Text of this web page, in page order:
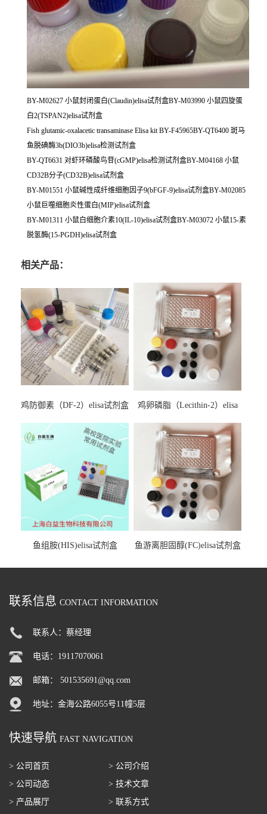
BY-M02627 小鼠封闭蛋白(Claudin)elisa试剂盒BY-M03990 小鼠四旋蛋
白2(TSPAN2)elisa试剂盒
Fish glutamic-oxalacetic transaminase Elisa kit BY-F45965BY-QT6400 斑马
鱼脱碘酶3b(DIO3b)elisa检测试剂盒
BY-QT6631 对虾环磷酸鸟苷(cGMP)elisa检测试剂盒BY-M04168 小鼠
CD32B分子(CD32B)elisa试剂盒
BY-M01551 小鼠碱性成纤维细胞因子9(bFGF-9)elisa试剂盒BY-M02085
小鼠巨噬细胞炎性蛋白(MIP)elisa试剂盒
BY-M01311 小鼠白细胞介素10(IL-10)elisa试剂盒BY-M03072 小鼠15-素
脱氢酶(15-PGDH)elisa试剂盒
相关产品：
鸡防御素（DF-2）elisa试剂盒
鸡卵磷脂（Lecithin-2）elisa
鱼组胺(HIS)elisa试剂盒 鱼游离胆固醇(FC)elisa试剂盒
联系信息 CONTACT INFORMATION
联系人：蔡经理
电话：19117070061
邮箱： 501535691@qq.com
地址：金海公路6055号11幢5层
快速导航 FAST NAVIGATION
> 公司首页
> 公司介绍
> 公司动态
> 技术文章
> 产品展厅
> 联系方式